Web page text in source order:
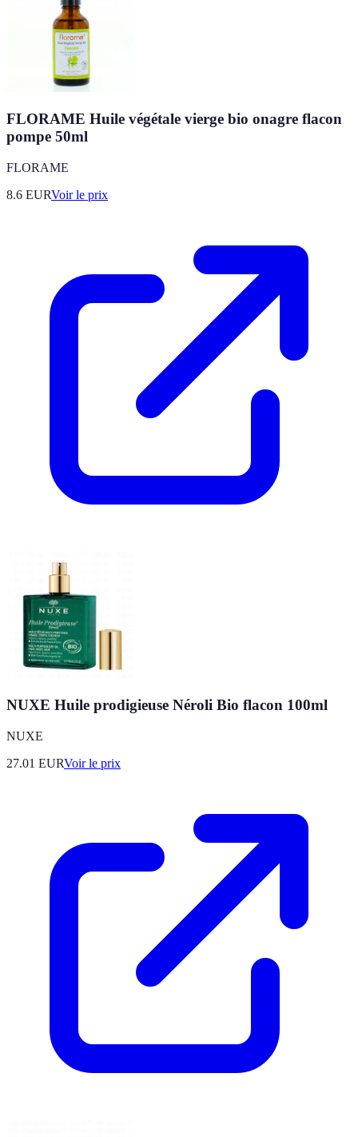
FLORAME Huile végétale vierge bio onagre flacon
pompe 50ml
FLORAME
8.6 EURVoir le prix
NUXE Huile prodigieuse Néroli Bio flacon 100ml
NUXE
27.01 EURVoir le prix